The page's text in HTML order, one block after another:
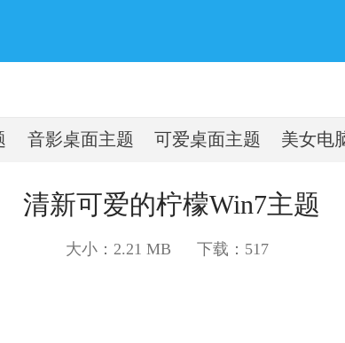
音影桌面主题 可爱桌面主题 美女电
清新可爱的柠檬Win7主题
大小：2.21 MB 下载： 517